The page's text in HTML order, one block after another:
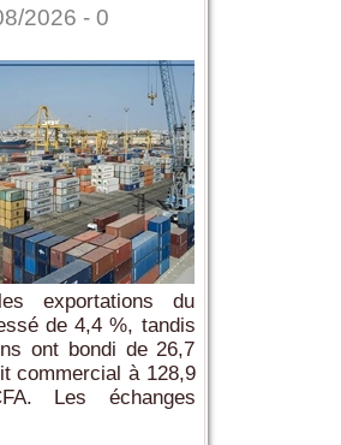
2026 - 0
exportations du
de 4,4 %, tandis
ont bondi de 26,7
commercial à 128,9
Les échanges